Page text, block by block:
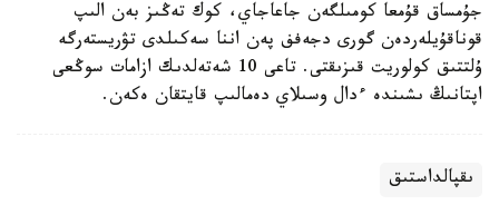
جۇمساق قۇمعا كومىلگەن جاعاجاي، كوك تەڭىز بەن الىپ
قوناقۇيلەردەن گورى دجەفف پەن اننا سەكىلدى تۋريستەرگە
ۇلتتىق كولوريت قىزىقتى. تاعى 10 شەتەلدىك ازامات سوڭعى
اپتانىڭ ىشىندە ءدال وسىلاي دەمالىپ قايتقان ەكەن.
ىقپالداستىق